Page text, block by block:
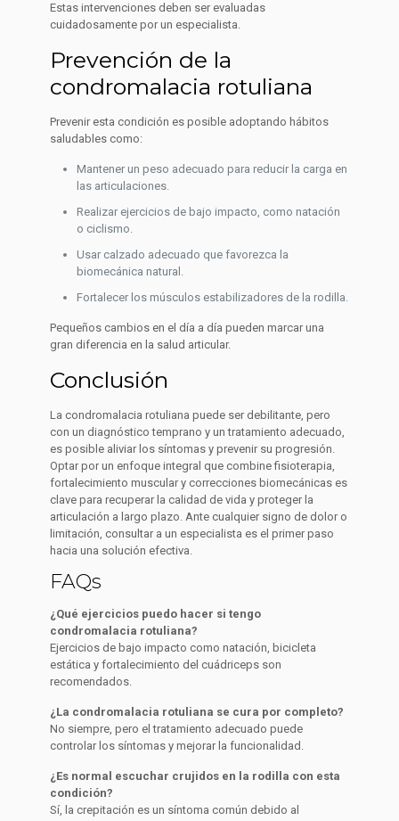
Estas intervenciones deben ser evaluadas
cuidadosamente por un especialista.
Prevención de la
condromalacia rotuliana
Prevenir esta condición es posible adoptando hábitos
saludables como:
Mantener un peso adecuado para reducir la carga en
las articulaciones.
Realizar ejercicios de bajo impacto, como natación
o ciclismo.
Usar calzado adecuado que favorezca la
biomecánica natural.
Fortalecer los músculos estabilizadores de la rodilla.
Pequeños cambios en el día a día pueden marcar una
gran diferencia en la salud articular.
Conclusión
La condromalacia rotuliana puede ser debilitante, pero
con un diagnóstico temprano y un tratamiento adecuado,
es posible aliviar los síntomas y prevenir su progresión.
Optar por un enfoque integral que combine fisioterapia,
fortalecimiento muscular y correcciones biomecánicas es
clave para recuperar la calidad de vida y proteger la
articulación a largo plazo. Ante cualquier signo de dolor o
limitación, consultar a un especialista es el primer paso
hacia una solución efectiva.
FAQs
¿Qué ejercicios puedo hacer si tengo
condromalacia rotuliana?
Ejercicios de bajo impacto como natación, bicicleta
estática y fortalecimiento del cuádriceps son
recomendados.
¿La condromalacia rotuliana se cura por completo?
No siempre, pero el tratamiento adecuado puede
controlar los síntomas y mejorar la funcionalidad.
¿Es normal escuchar crujidos en la rodilla con esta
condición?
Sí, la crepitación es un síntoma común debido al